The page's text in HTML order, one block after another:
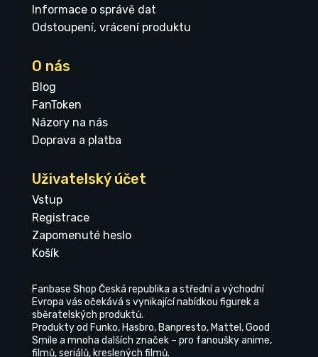
Informace o správě dat
Odstoupení, vrácení produktu
O nás
Blog
FanToken
Názory na nás
Doprava a platba
Uživatelský účet
Vstup
Registrace
Zapomenuté heslo
Košík
Fanbase Shop Česká republika a střední a východní
Evropa vás očekává s vynikající nabídkou figurek a
sběratelských produktů.
Produkty od Funko, Hasbro, Banpresto, Mattel, Good
Smile a mnoha dalších značek – pro fanoušky anime,
filmů, seriálů, kreslených filmů.